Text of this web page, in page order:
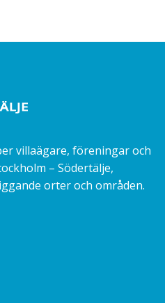
villaägare, föreningar och
– Södertälje,
orter och områden.